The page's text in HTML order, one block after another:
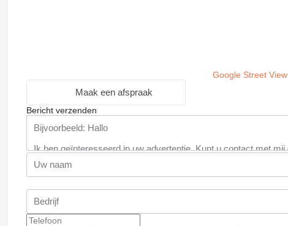
Google Street View
Maak een afspraak
Bericht verzenden